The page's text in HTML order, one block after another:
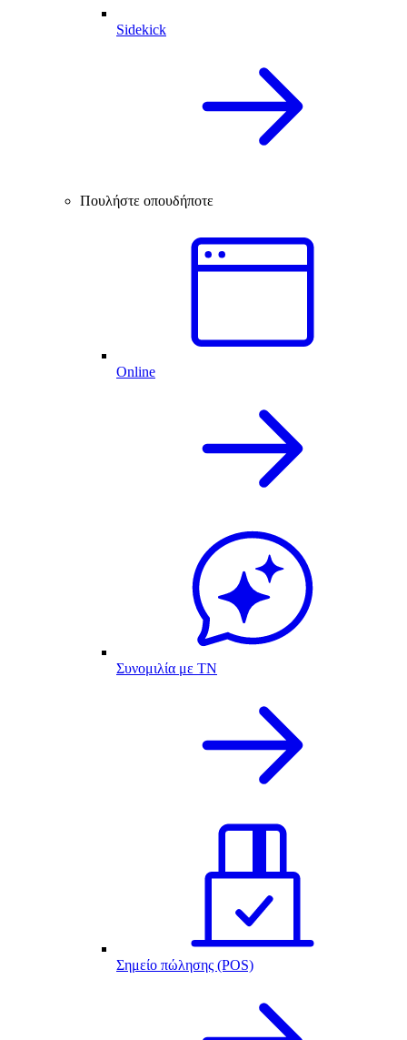
Sidekick
Πουλήστε οπουδήποτε
Online
Συνομιλία με ΤΝ
Σημείο πώλησης (POS)